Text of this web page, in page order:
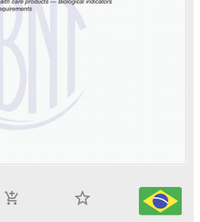
add_shopping_cart
star_border